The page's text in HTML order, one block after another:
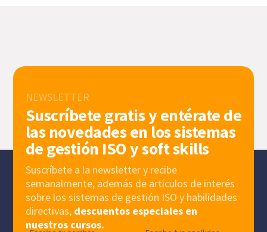
NEWSLETTER
Suscríbete gratis y entérate de
las novedades en los sistemas
de gestión ISO y soft skills
Suscríbete a la newsletter y recibe
semanalmente, además de artículos de interés
sobre los sistemas de gestión ISO y habilidades
directivas, descuentos especiales en
nuestros cursos.